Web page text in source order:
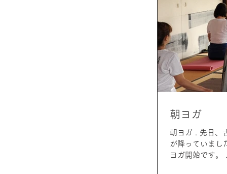
朝ヨガ
朝ヨガ . 先日、古民家再生モデル山ぼうしの樹 にて、朝ヨガが開催されました！ . 朝から静かな雨
が降っていましたが、おかげで